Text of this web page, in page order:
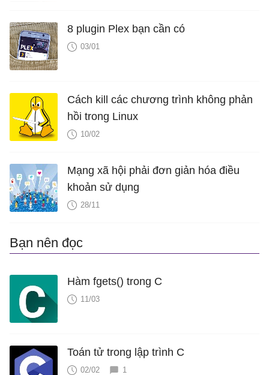
8 plugin Plex bạn cần có
03/01
Cách kill các chương trình không phản
hồi trong Linux
10/02
Mạng xã hội phải đơn giản hóa điều
khoản sử dụng
28/11
Bạn nên đọc
Hàm fgets() trong C
11/03
Toán tử trong lập trình C
02/02 1